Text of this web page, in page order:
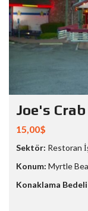
Joe's
15,00$
Sektör: Restoran
Konum: Myrtle
Konaklama